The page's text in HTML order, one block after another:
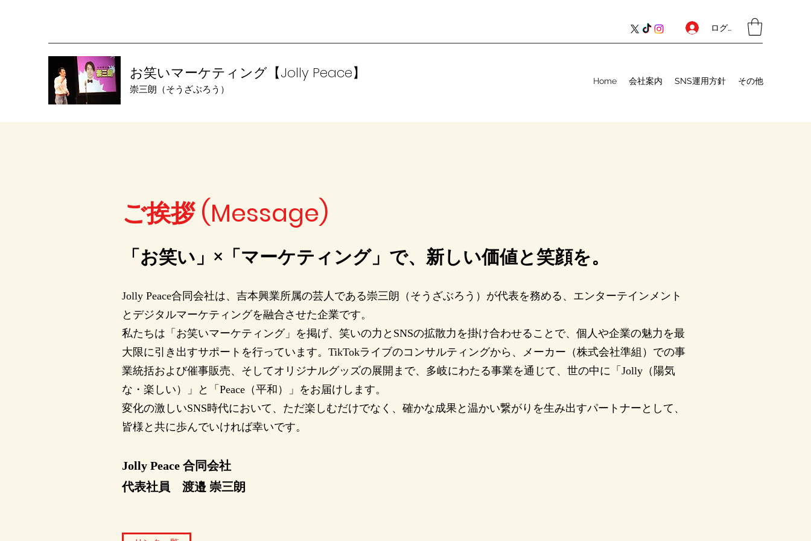
ログイン
お笑いマーケティング【Jolly Peace】
崇三朗（そうざぶろう）
Home 会社案内 SNS運用方針 その他
ご挨拶 (Message)
「お笑い」×「マーケティング」で、新しい価値と笑顔を。
Jolly Peace合同会社は、吉本興業所属の芸人である崇三朗（そうざぶろう）が代表を務める、エンターテインメント
とデジタルマーケティングを融合させた企業です。
私たちは「お笑いマーケティング」を掲げ、笑いの力とSNSの拡散力を掛け合わせることで、個人や企業の魅力を最
大限に引き出すサポートを行っています。TikTokライブのコンサルティングから、メーカー（株式会社準組）での事
業統括および催事販売、そしてオリジナルグッズの展開まで、多岐にわたる事業を通じて、世の中に「Jolly（陽気
な・楽しい）」と「Peace（平和）」をお届けします。
変化の激しいSNS時代において、ただ楽しむだけでなく、確かな成果と温かい繋がりを生み出すパートナーとして、
皆様と共に歩んでいければ幸いです。
Jolly Peace 合同会社
代表社員 渡邉 崇三朗